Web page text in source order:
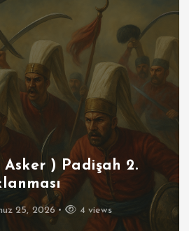
) Padişah 2.
25, 2026 4 views